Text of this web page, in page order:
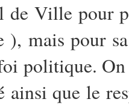
de Ville pour
mais pour
politique.
ainsi que le